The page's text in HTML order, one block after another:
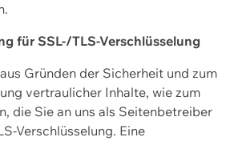
für SSL-/TLS-Verschlüsselung
Gründen der Sicherheit und zum
vertraulicher Inhalte, wie zum
die Sie an uns als Seitenbetreiber
Verschlüsselung. Eine